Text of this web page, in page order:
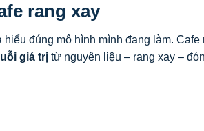
rang xay
hiểu đúng mô hình mình đang làm. Cafe
giá trị từ nguyên liệu – rang xay –